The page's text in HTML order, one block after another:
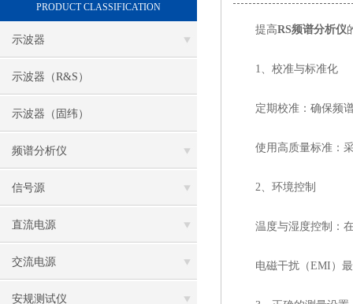
PRODUCT CLASSIFICATION
示波器
示波器（R&S）
示波器（固纬）
频谱分析仪
信号源
直流电源
交流电源
安规测试仪
提高RS频谱分析仪
1、校准与标准化
定期校准：确保频谱
使用高质量标准：采
2、环境控制
温度与湿度控制：在
电磁干扰（EMI）最